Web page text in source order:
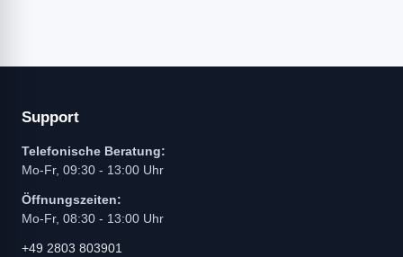
Support
Telefonische Beratung:
Mo-Fr, 09:30 - 13:00 Uhr
Öffnungszeiten:
Mo-Fr, 08:30 - 13:00 Uhr
+49 2803 803901